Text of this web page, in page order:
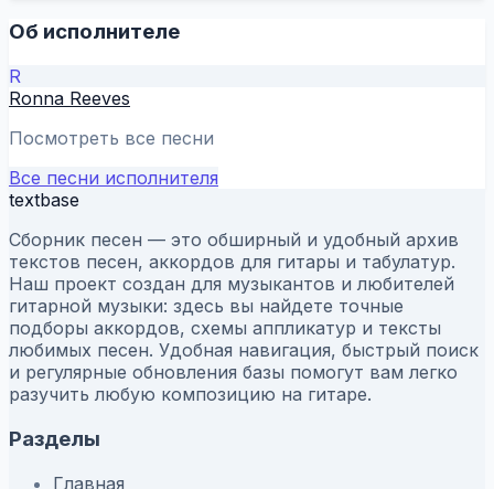
Об исполнителе
R
Ronna Reeves
Посмотреть все песни
Все песни исполнителя
textbase
Сборник песен — это обширный и удобный архив
текстов песен, аккордов для гитары и табулатур.
Наш проект создан для музыкантов и любителей
гитарной музыки: здесь вы найдете точные
подборы аккордов, схемы аппликатур и тексты
любимых песен. Удобная навигация, быстрый поиск
и регулярные обновления базы помогут вам легко
разучить любую композицию на гитаре.
Разделы
Главная